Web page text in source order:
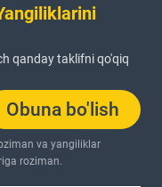
qanday taklifni qo'qiq
Obuna bo'lish
va yangiliklar
roziman.